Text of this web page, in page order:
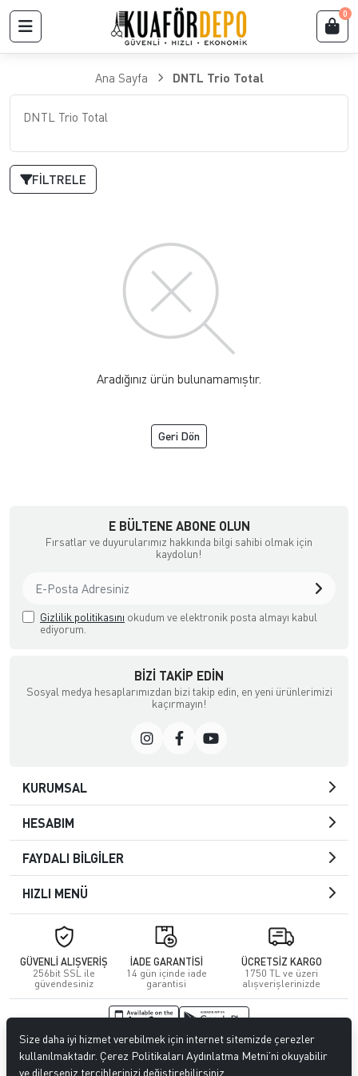
0
Ana Sayfa DNTL Trio Total
DNTL Trio Total
FILTRELE
Aradığınız ürün bulunamamıştır.
Geri Dön
E BÜLTENE ABONE OLUN
Fırsatlar ve duyurularımız hakkında bilgi sahibi olmak için
kaydolun!
Gizlilik politikasını okudum ve elektronik posta almayı kabul
ediyorum.
BIZI TAKIP EDIN
Sosyal medya hesaplarımızdan bizi takip edin, en yeni ürünlerimizi
kaçırmayın!
KURUMSAL
HESABIM
FAYDALI BİLGİLER
HIZLI MENÜ
GÜVENLİ ALIŞVERİŞ
256bit SSL ile
güvendesiniz
İADE GARANTİSİ
14 gün içinde iade
garantisi
ÜCRETSİZ KARGO
1750 TL ve üzeri
alışverişlerinizde
© 2026Kuafördepo. Tüm hakları saklıdır.
Size daha iyi hizmet verebilmek için internet sitemizde çerezler
kullanılmaktadır. Çerez Politikaları Aydınlatma Metni’ni okuyabilir
ve dilerseniz tercihlerinizi değiştirebilirsiniz.